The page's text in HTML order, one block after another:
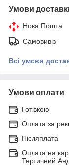
Умови
Нова Пошта
Самовивіз
Всі умови
Умови оплати
Готівкою
Оплата за
Післяплата
Оплата на
Тертичний